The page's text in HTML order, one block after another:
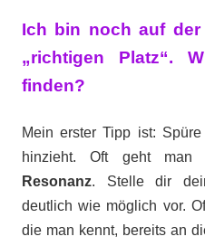
Ich bin noch auf der
„richtigen Platz“.
finden?
Mein erster Tipp ist:
hinzieht. Oft geht man
Resonanz. Stelle dir
deutlich wie möglich vor.
die man kennt, bereits an